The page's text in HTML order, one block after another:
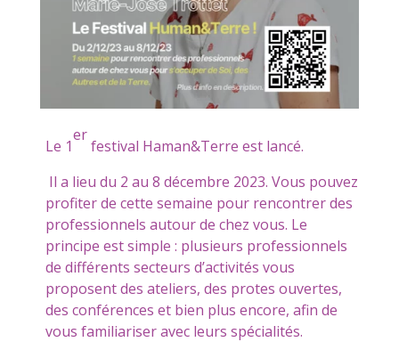
Le 1
er
festival Haman&Terre est lancé.
Il a lieu du 2 au 8 décembre 2023. Vous pouvez
profiter de cette semaine pour rencontrer des
professionnels autour de chez vous. Le
principe est simple : plusieurs professionnels
de différents secteurs d’activités vous
proposent des ateliers, des protes ouvertes,
des conférences et bien plus encore, afin de
vous familiariser avec leurs spécialités.